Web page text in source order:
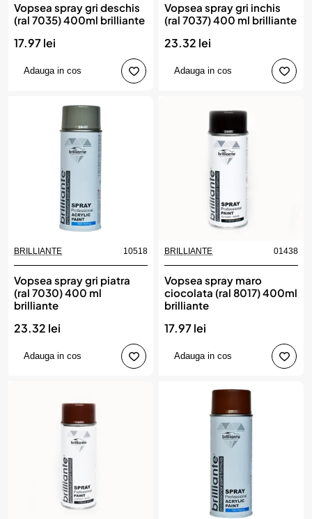
Vopsea spray gri deschis
(ral 7035) 400ml brilliante
17.97 lei
Adauga in cos
Vopsea spray gri inchis
(ral 7037) 400 ml brilliante
23.32 lei
Adauga in cos
BRILLIANTE 10518
Vopsea spray gri piatra
(ral 7030) 400 ml
brilliante
23.32 lei
Adauga in cos
BRILLIANTE 01438
Vopsea spray maro
ciocolata (ral 8017) 400ml
brilliante
17.97 lei
Adauga in cos